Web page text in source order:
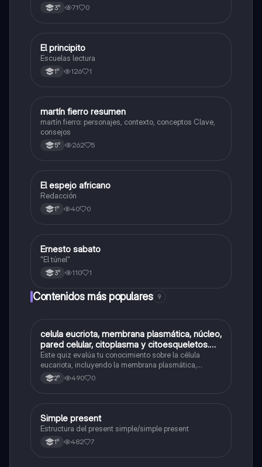
3° 71 0
Lengua
El principito
Escuelas lectura
1° 126 1
Lengua
martín fierro resumen
martín fierro: personajes, contexto, conceptos Clave,
consejos
5° 262 5
Lengua
El espejo africano
Redacción
1° 40 0
Lengua
Ernesto sabato
"El túnel"
3° 110 1
Contenidos más populares 9
CBiología
celula eucriota, membrana plasmática, núcleo,
pared celular, citoplasma y citoesqueletos.
nombre se las partes de la celula eucariota
Este quiz evalúa tu conocimiento sobre la célula
eucariota, incluyendo la membrana plasmática,
núcleo, pared celular, citoplasma y citoesqueleto.
2° 490 0
Inglés
Simple present
Estructura del present simple/simple present
1° 482 7